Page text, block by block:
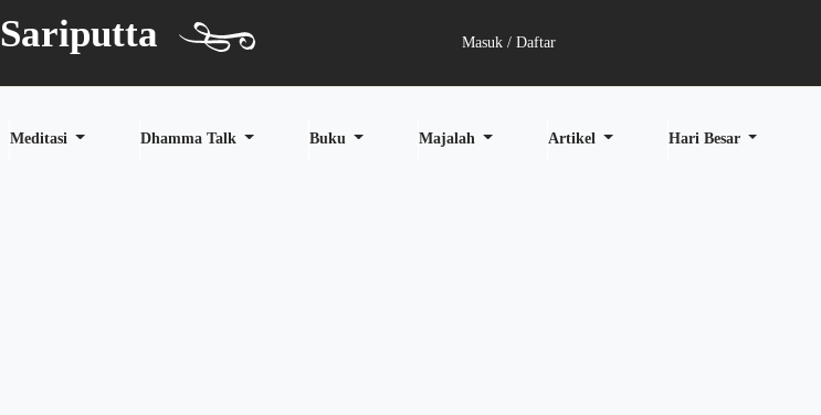
Sariputta Masuk / Daftar
Meditasi Dhamma Talk Buku Majalah Artikel Hari Besar